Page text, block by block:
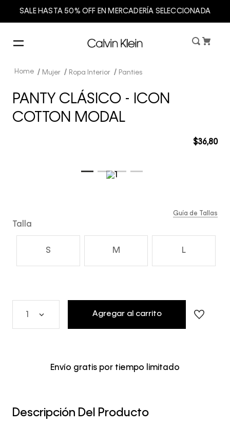
SALE HASTA 50% OFF EN MERCADERÍA SELECCIONADA
Mujer Ropa Interior Panties
PANTY CLÁSICO - ICON
COTTON MODAL
$36,80
Talla
S M L
Guía de Tallas
Agregar al carrito
Envío gratis por tiempo limitado
Descripción Del Producto